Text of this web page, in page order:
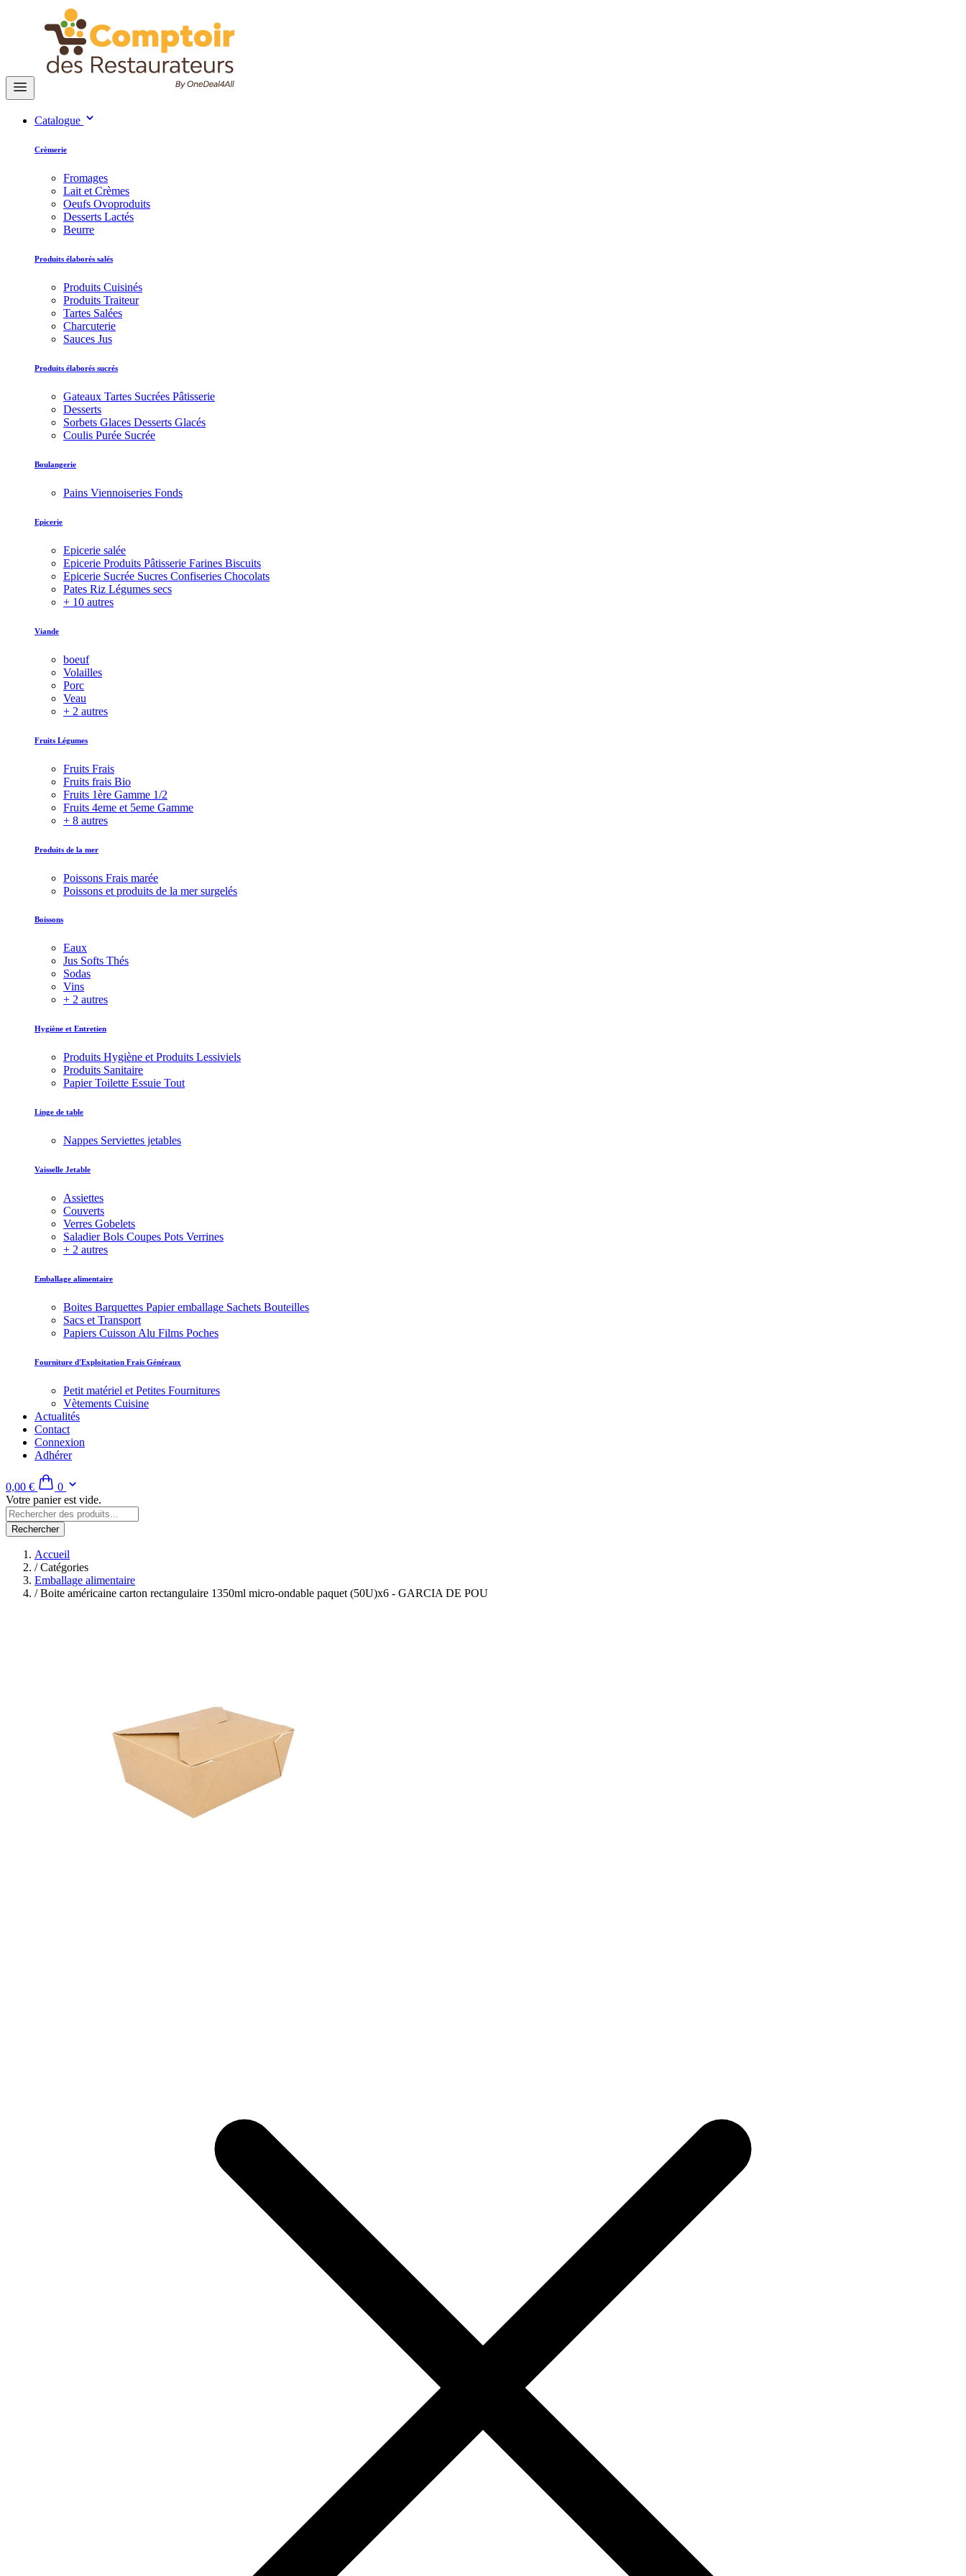
Catalogue
Crèmerie
Fromages
Lait et Crèmes
Oeufs Ovoproduits
Desserts Lactés
Beurre
Produits élaborés salés
Produits Cuisinés
Produits Traiteur
Tartes Salées
Charcuterie
Sauces Jus
Produits élaborés sucrés
Gateaux Tartes Sucrées Pâtisserie
Desserts
Sorbets Glaces Desserts Glacés
Coulis Purée Sucrée
Boulangerie
Pains Viennoiseries Fonds
Epicerie
Epicerie salée
Epicerie Produits Pâtisserie Farines Biscuits
Epicerie Sucrée Sucres Confiseries Chocolats
Pates Riz Légumes secs
+ 10 autres
Viande
boeuf
Volailles
Porc
Veau
+ 2 autres
Fruits Légumes
Fruits Frais
Fruits frais Bio
Fruits 1ère Gamme 1/2
Fruits 4eme et 5eme Gamme
+ 8 autres
Produits de la mer
Poissons Frais marée
Poissons et produits de la mer surgelés
Boissons
Eaux
Jus Softs Thés
Sodas
Vins
+ 2 autres
Hygiène et Entretien
Produits Hygiène et Produits Lessiviels
Produits Sanitaire
Papier Toilette Essuie Tout
Linge de table
Nappes Serviettes jetables
Vaisselle Jetable
Assiettes
Couverts
Verres Gobelets
Saladier Bols Coupes Pots Verrines
+ 2 autres
Emballage alimentaire
Boites Barquettes Papier emballage Sachets Bouteilles
Sacs et Transport
Papiers Cuisson Alu Films Poches
Fourniture d'Exploitation Frais Généraux
Petit matériel et Petites Fournitures
Vètements Cuisine
Actualités
Contact
Connexion
Adhérer
0,00 €
0
Votre panier est vide.
Rechercher
Accueil
/Catégories
Emballage alimentaire
/Boite américaine carton rectangulaire 1350ml micro-ondable paquet (50U)x6 - GARCIA DE POU